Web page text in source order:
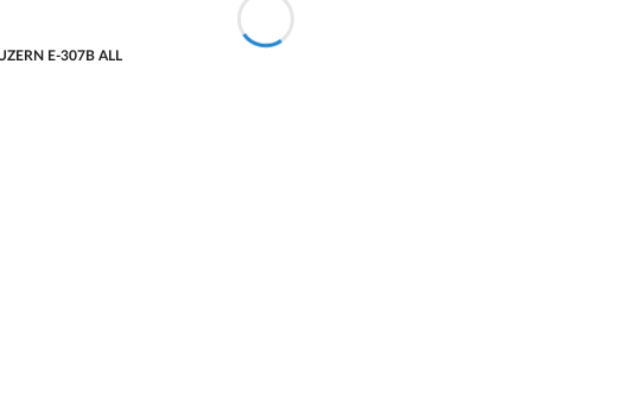
E-307B ALL